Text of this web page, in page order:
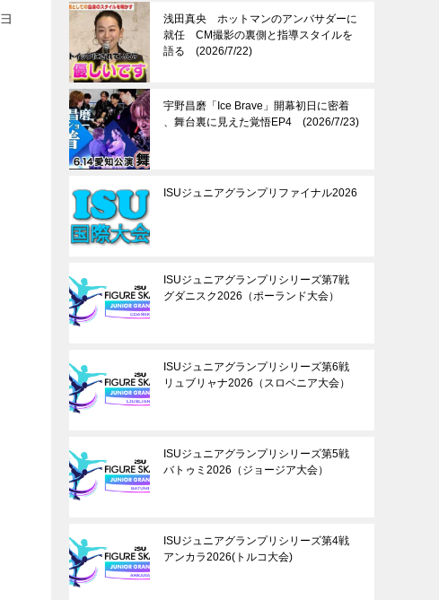
浅田真央 ホットマンのアンバサダーに
就任 CM撮影の裏側と指導スタイルを
語る (2026/7/22)
宇野昌磨「Ice Brave」開幕初日に密着
、舞台裏に見えた覚悟EP4 (2026/7/23)
ISUジュニアグランプリファイナル2026
ISUジュニアグランプリシリーズ第7戦
グダニスク2026（ポーランド大会）
ISUジュニアグランプリシリーズ第6戦
リュブリャナ2026（スロベニア大会）
ISUジュニアグランプリシリーズ第5戦
バトゥミ2026（ジョージア大会）
ISUジュニアグランプリシリーズ第4戦
アンカラ2026(トルコ大会)